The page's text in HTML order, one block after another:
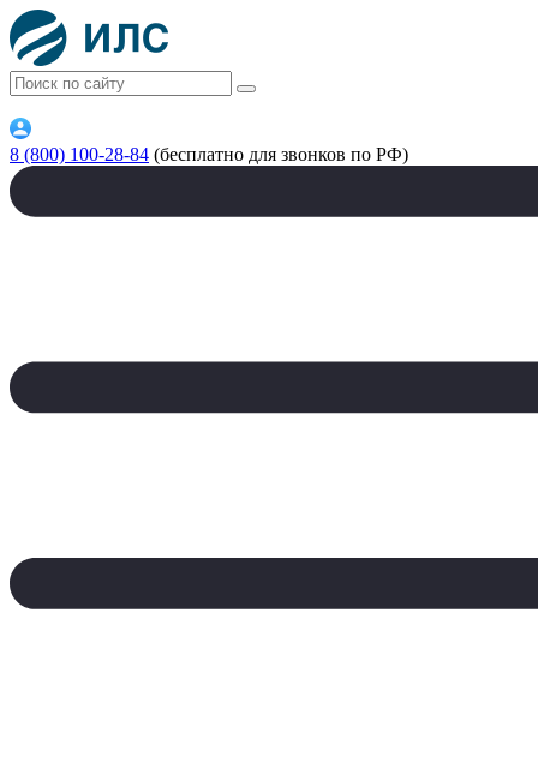
8 (800) 100-28-84 (бесплатно для звонков по РФ)